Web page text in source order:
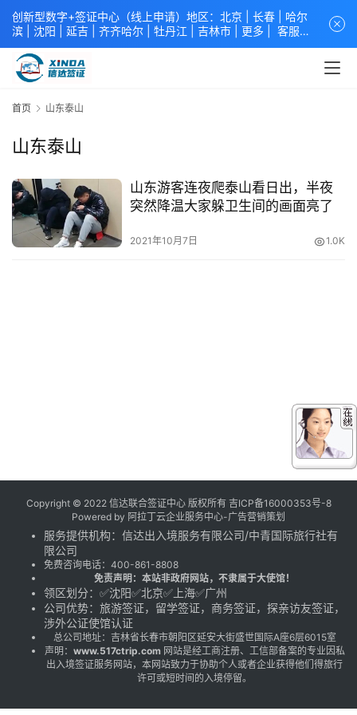
首页 山东泰山
山东泰山
山东游客连夜爬泰山看日出，半夜
突然降温大家躲卫生间的画面亮了
2021年10月7日 1.0K
Copyright © 2022 信达联合签证中心 版权所有 吉ICP备16000353号-8
Powered by 阿拉丁云企业服务中心-广告营销策划
服务提供机构： 信达出入境服务有限公司/中青国际旅行社有
限公司
免费咨询电话： 400-861-8808
免责声明：本站非政府网站，不隶属于大使馆！
领区划分：✅沈阳✅北京✅上海✅广州
公司优势：旅游签证，留学签证，商务签证，探亲访友签证，
涉外公证使馆认证
总公司地址：吉林省长春市朝阳区延安大街盛世国际A座6层6015室
声明： www.517ctrip.com网站是经工商注册、工信部备案的专业因私
出入境签证服务网站，本网站致力于协助个人或者企业获得他们得旅行
许可或短时间的入境停留。
创新型数字+签证中心（线上申请）地区：北京 | 长春
哈尔
滨
沈阳 延吉 | 齐齐哈尔 | 牡丹江 吉林市 | 更多 | 客服中
心
中青旅信达联合签证中心
学签证 商务签证 探亲签证 旅游签证 涉外公证 外交部认证 单
xindavisa01 免责声明：本站非政府网站，不隶属于大使馆！
提供服务机构：
交部认证 单（双认证），海牙认证。